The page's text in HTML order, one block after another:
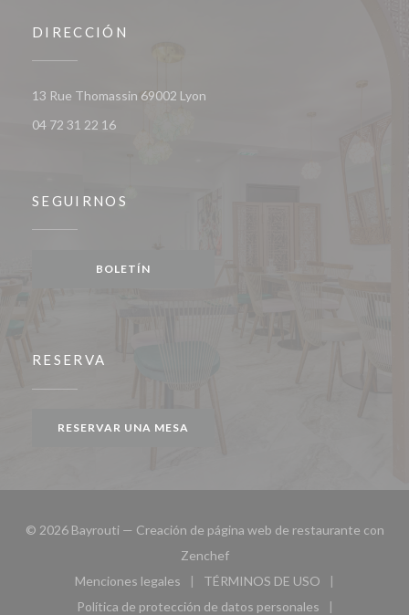
DIRECCIÓN
13 Rue Thomassin 69002 Lyon
04 72 31 22 16
SEGUIRNOS
BOLETÍN
RESERVA
RESERVAR UNA MESA
© 2026 Bayrouti — Creación de página web de restaurante con
Zenchef((abre en una nueva ventana))
Menciones legales
((abre en una nueva ventana))
TÉRMINOS DE USO
((abre en una nueva
Política de protección de datos personales